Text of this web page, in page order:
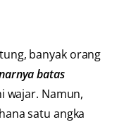
banyak orang
batas
wajar. Namun,
satu angka